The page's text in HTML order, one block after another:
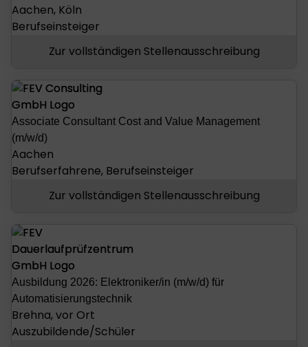
Aachen, Köln
Berufseinsteiger
Zur vollständigen Stellenausschreibung
Associate Consultant Cost and Value Management
(m/w/d)
Aachen
Berufserfahrene, Berufseinsteiger
Zur vollständigen Stellenausschreibung
Ausbildung 2026: Elektroniker/in (m/w/d) für
Automatisierungstechnik
Brehna, vor Ort
Auszubildende/Schüler